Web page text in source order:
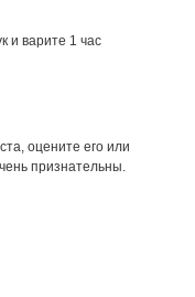
и варите 1 час
оцените его или
признательны.